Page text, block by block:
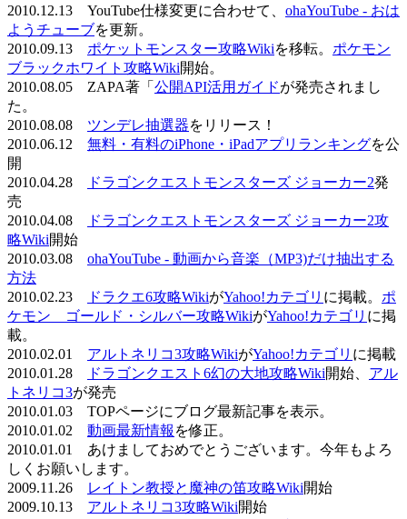
2010.12.13 YouTube仕様変更に合わせて、 ohaYouTube - おは
ようチューブを更新。
2010.09.13 ポケットモンスター攻略Wikiを移転。 ポケモン
ブラックホワイト攻略Wiki開始。
2010.08.05 ZAPA著「 公開API活用ガイドが発売されまし
た。
2010.08.08 ツンデレ抽選器をリリース！
2010.06.12 無料・有料のiPhone・iPadアプリランキングを公
開
2010.04.28
ドラゴンクエストモンスターズ ジョーカー2発
売
2010.04.08
ドラゴンクエストモンスターズ ジョーカー2攻
略Wiki開始
2010.03.08 ohaYouTube - 動画から音楽（MP3)だけ抽出する
方法
2010.02.23
ドラクエ6攻略WikiがYahoo!カテゴリ に掲載。 ポ
ケモン ゴールド・シルバー攻略WikiがYahoo!カテゴリ に掲
載。
2010.02.01 アルトネリコ3攻略WikiがYahoo!カテゴリ に掲載
2010.01.28
ドラゴンクエスト6幻の大地攻略Wiki開始、 アル
トネリコ3が発売
2010.01.03 TOPページにブログ最新記事を表示。
2010.01.02 動画最新情報 を修正。
2010.01.01 あけましておめでとうございます。今年もよろ
しくお願いします。
2009.11.26
レイトン教授と魔神の笛攻略Wiki開始
2009.10.13 アルトネリコ3攻略Wiki開始